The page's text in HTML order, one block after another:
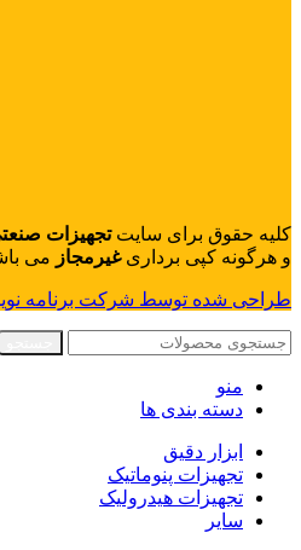
کلیه حقوق برای سایتتجهیزات
و هرگونه کپی برداریغیرمجاز می
طراحی شده توسط شرکت برنامه
منو
دسته بندی ها
ابزار دقیق
تجهیزات پنوماتیک
تجهیزات هیدرولیک
سایر